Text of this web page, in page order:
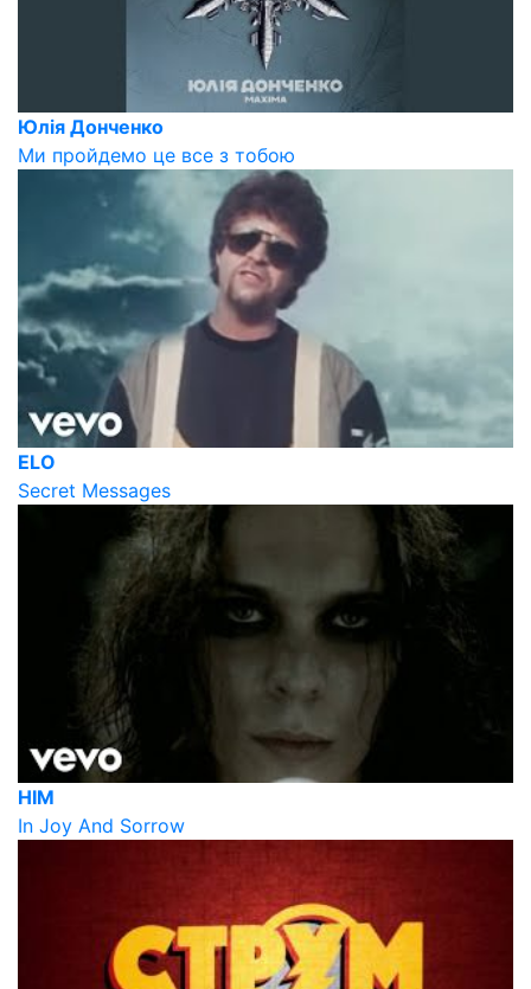
Юлія Донченко
Ми пройдемо це все з тобою
ELO
Secret Messages
HIM
In Joy And Sorrow